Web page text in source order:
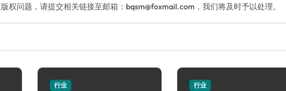
权问题，请提交相关链接至邮箱：bqsm@foxmail.com，我们将及时予以处理。
行业 行业